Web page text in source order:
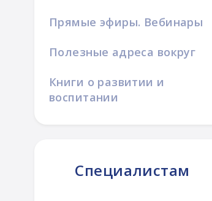
Прямые эфиры. Вебинары
Полезные адреса вокруг
Книги о развитии и
воспитании
Специалистам